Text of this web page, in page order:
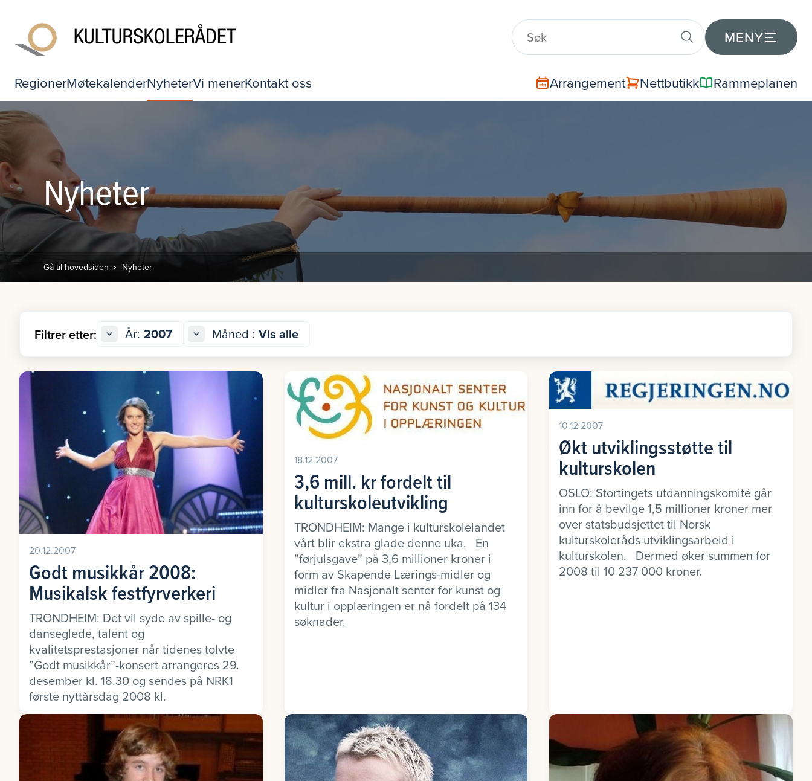
MENY
RegionerMøtekalenderNyheterVi menerKontakt oss Arrangement Nettbutikk Rammeplanen
Nyheter
Gå til hovedsiden Nyheter
Filtrer etter: År: 2007 Måned : Vis alle
20.12.2007
Godt musikkår 2008:
Musikalsk festfyrverkeri
TRONDHEIM: Det vil syde av spille- og
danseglede, talent og
kvalitetsprestasjoner når tidenes tolvte
”Godt musikkår”-konsert arrangeres 29.
desember kl. 18.30 og sendes på NRK1
første nyttårsdag 2008 kl.
18.12.2007
3,6 mill. kr fordelt til
kulturskoleutvikling
TRONDHEIM: Mange i kulturskolelandet
vårt blir ekstra glade denne uka. En
”førjulsgave” på 3,6 millioner kroner i
form av Skapende Lærings-midler og
midler fra Nasjonalt senter for kunst og
kultur i opplæringen er nå fordelt på 134
søknader.
10.12.2007
Økt utviklingsstøtte til
kulturskolen
OSLO: Stortingets utdanningskomité går
inn for å bevilge 1,5 millioner kroner mer
over statsbudsjettet til Norsk
kulturskoleråds utviklingsarbeid i
kulturskolen. Dermed øker summen for
2008 til 10 237 000 kroner.